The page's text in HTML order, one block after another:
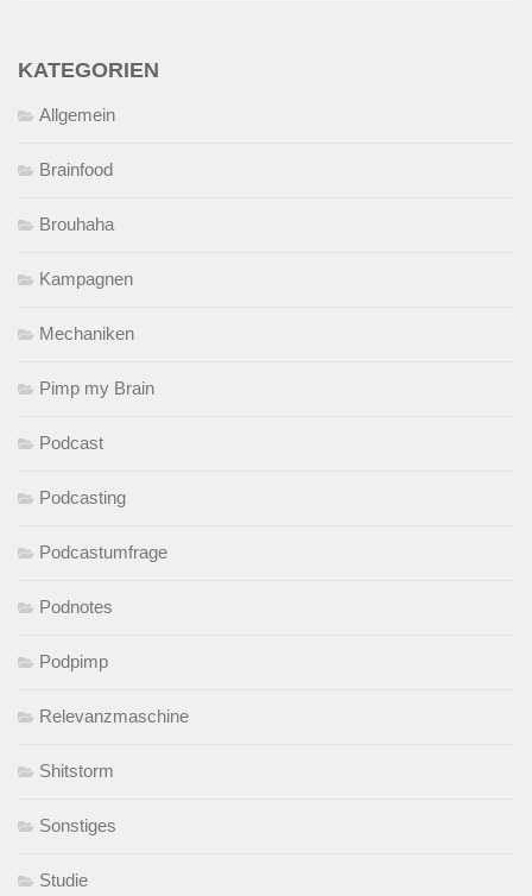
KATEGORIEN
Allgemein
Brainfood
Brouhaha
Kampagnen
Mechaniken
Pimp my Brain
Podcast
Podcasting
Podcastumfrage
Podnotes
Podpimp
Relevanzmaschine
Shitstorm
Sonstiges
Studie